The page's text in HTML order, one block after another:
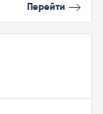
Перейти